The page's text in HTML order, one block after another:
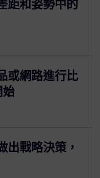
距和姿勢中的
或網路進行比
始
出戰略決策，